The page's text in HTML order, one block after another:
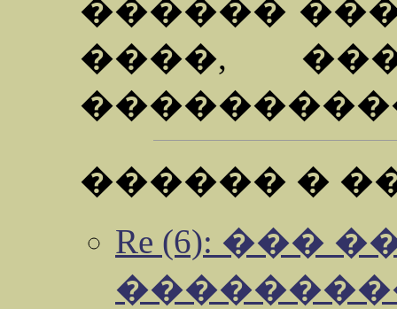
������
����,
������ �
Re (6): ���